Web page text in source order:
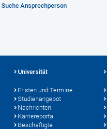
Suche Ansprechperson
Universität
Fristen und Termine
Studienangebot
Nachrichten
Karriereportal
Beschäftigte